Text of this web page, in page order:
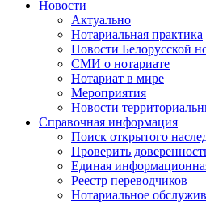
Новости
Актуально
Нотариальная практика
Новости Белорусской
СМИ о нотариате
Нотариат в мире
Мероприятия
Новости
Справочная информация
Поиск открытого
Проверить
Единая
Реестр переводчиков
Нотариальное